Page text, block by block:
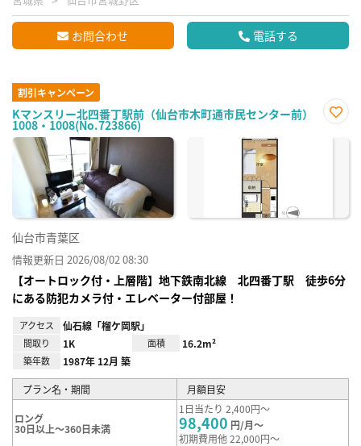
お問合わせ 電話する
割引キャンペーン
Kマンスリー北四番丁駅前（仙台市木町通市民センター前）
1008・1008(No.723866)
に入
仙台市青葉区
情報更新日 2026/08/02 08:30
【オートロック付・上層階】地下鉄南北線 北四番丁駅 徒歩6分
にある防犯カメラ付・エレベーター付部屋！
アクセス 仙石線「榴ケ岡駅」
間取り 1K 面積 16.2m²
築年数 1987年 12月 築
プラン名・期間 月額目安
ロング
30日以上～360日未満
1日当たり 2,400円～
98,400 円/月～
初期費用他 22,000円～